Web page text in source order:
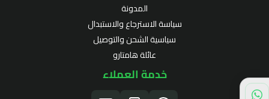
المدونة
سياسة الاسترجاع والاستبدال
سياسية الشحن والتوصيل
عائلة هامتارو
خدمة العملاء